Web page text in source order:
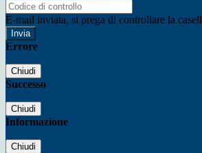
E-mail inviata, si prega di controllare la
Errore
Chiudi
Successo
Chiudi
Informazione
Chiudi